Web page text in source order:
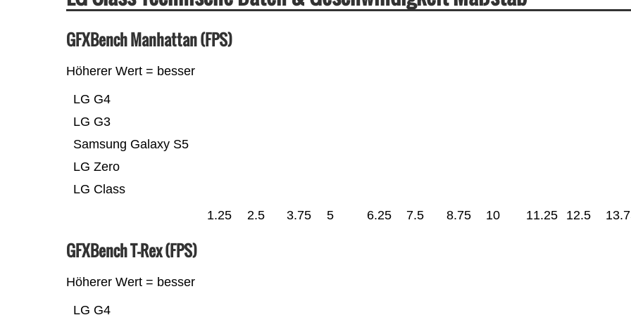
GFXBench Manhattan (FPS)
Höherer Wert = besser
LG Class
LG Zero
Samsung Galaxy S5
LG G3
LG G4
1.25 2.5 3.75 5 6.25 7.5 8.75 10 11.25 12.5
GFXBench T-Rex (FPS)
Höherer Wert = besser
LG G4